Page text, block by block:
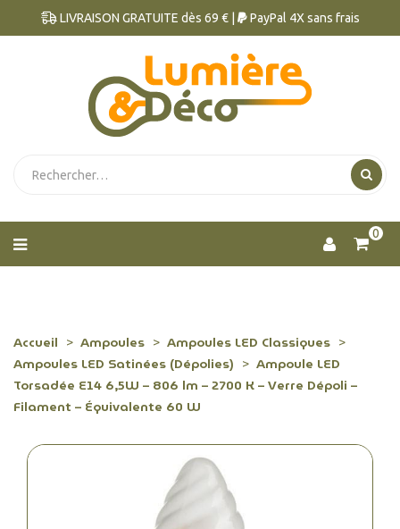
LIVRAISON GRATUITE dès 69 € | PayPal 4X sans frais
0
Accueil Ampoules
Ampoules LED Classiques
Ampoules LED Satinées (Dépolies)
Ampoule LED
Torsadée E14 6,5W – 806 lm – 2700 K – Verre Dépoli –
Filament – Équivalente 60 W